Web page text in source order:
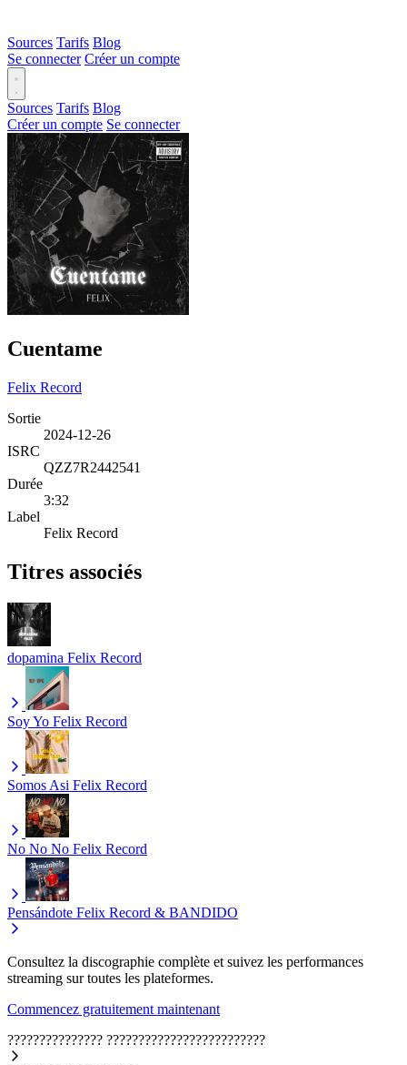
Sources Tarifs Blog
Se connecter Créer un compte
Sources Tarifs Blog
Créer un compte Se connecter
Cuentame
Felix Record
Sortie
2024-12-26
ISRC
QZZ7R2442541
Durée
3:32
Label
Felix Record
Titres associés
dopamina Felix Record
Soy Yo Felix Record
Somos Asi Felix Record
No No No Felix Record
Pensándote Felix Record & BANDIDO
Consultez la discographie complète et suivez les performances
streaming sur toutes les plateformes.
Commencez gratuitement maintenant
??????????????? ?????????????????????????